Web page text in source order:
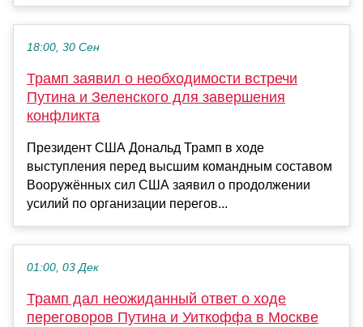
18:00, 30 Сен
Трамп заявил о необходимости встречи
Путина и Зеленского для завершения
конфликта
Президент США Дональд Трамп в ходе
выступления перед высшим командным составом
Вооружённых сил США заявил о продолжении
усилий по организации перегов...
01:00, 03 Дек
Трамп дал неожиданный ответ о ходе
переговоров Путина и Уиткоффа в Москве